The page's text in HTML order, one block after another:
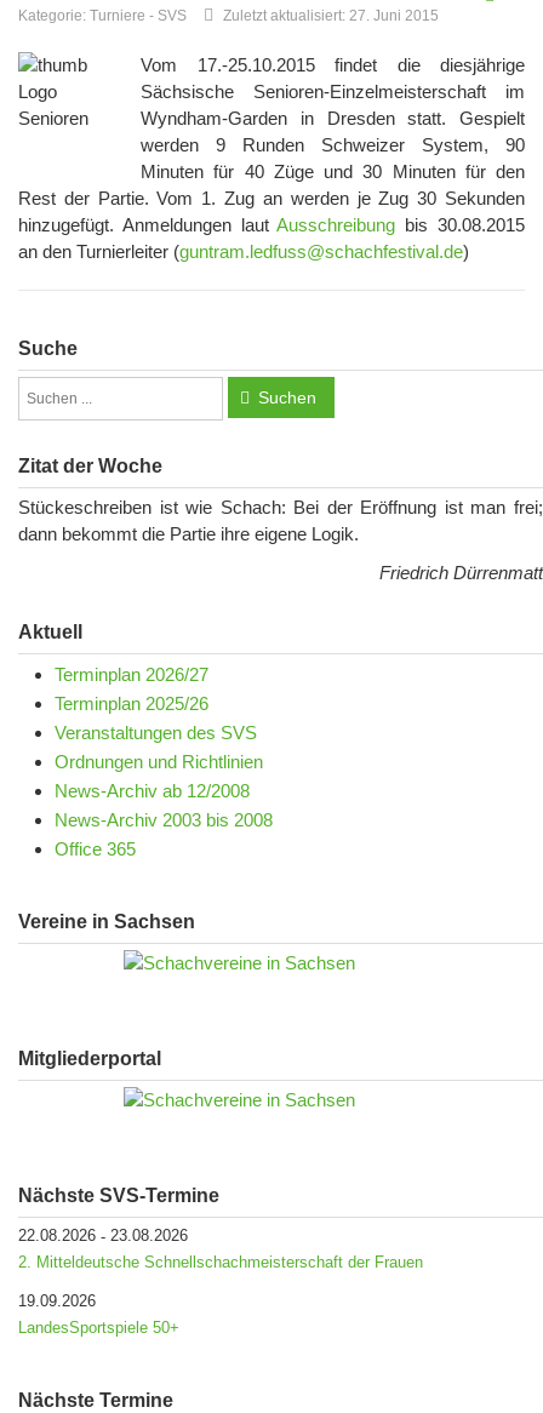
Kategorie: Turniere - SVS Zuletzt aktualisiert: 27. Juni 2015
Vom 17.-25.10.2015 findet die diesjährige
Sächsische Senioren-Einzelmeisterschaft im
Wyndham-Garden in Dresden statt. Gespielt
werden 9 Runden Schweizer System, 90
Minuten für 40 Züge und 30 Minuten für den
Rest der Partie. Vom 1. Zug an werden je Zug 30 Sekunden
hinzugefügt. Anmeldungen lautAusschreibung bis 30.08.2015
an den Turnierleiter (guntram.ledfuss@schachfestival.de)
Suche
Suchen
Zitat der Woche
Stückeschreiben ist wie Schach: Bei der Eröffnung ist man frei;
dann bekommt die Partie ihre eigene Logik.
Friedrich Dürrenmatt
Aktuell
Terminplan 2026/27
Terminplan 2025/26
Veranstaltungen des SVS
Ordnungen und Richtlinien
News-Archiv ab 12/2008
News-Archiv 2003 bis 2008
Office 365
Vereine in Sachsen
Mitgliederportal
Nächste SVS-Termine
22.08.2026 - 23.08.2026
2. Mitteldeutsche Schnellschachmeisterschaft der Frauen
19.09.2026
LandesSportspiele 50+
Nächste Termine